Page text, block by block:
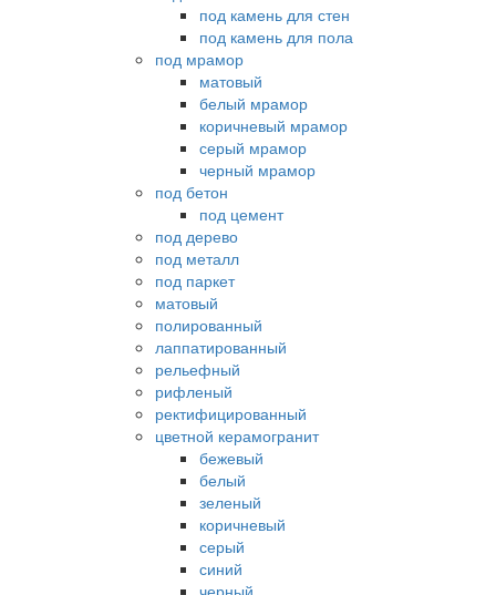
под камень для стен
под камень для пола
под мрамор
матовый
белый мрамор
коричневый мрамор
серый мрамор
черный мрамор
под бетон
под цемент
под дерево
под металл
под паркет
матовый
полированный
лаппатированный
рельефный
рифленый
ректифицированный
цветной керамогранит
бежевый
белый
зеленый
коричневый
серый
синий